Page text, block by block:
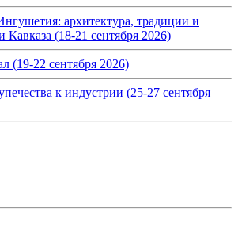
архитектура, традиции и
(18-21 сентября 2026)
22 сентября 2026)
к индустрии (25-27 сентября